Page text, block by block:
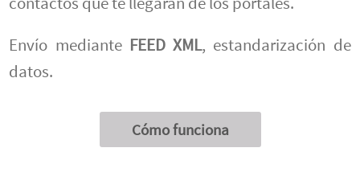
Envío mediante FEED XML, estandarización de
datos.
Cómo funciona